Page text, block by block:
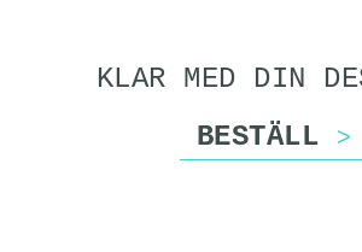
KLAR MED DIN
BESTÄLL
>